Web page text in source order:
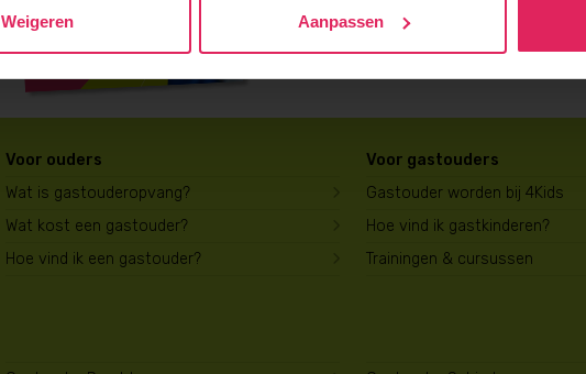
Weigeren Aanpassen
Voor ouders
Wat is gastouderopvang?
Wat kost een gastouder?
Hoe vind ik een gastouder?
Voor gastouders
Gastouder worden bij 4Kids
Hoe vind ik gastkinderen?
Trainingen & cursussen